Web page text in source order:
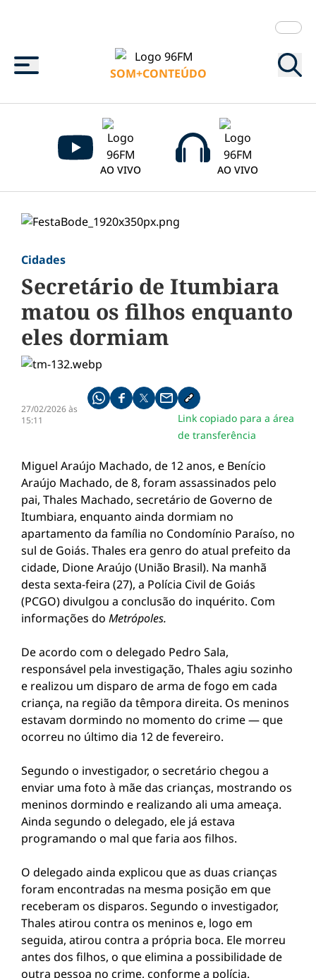
Menu
SOM+CONTEÚDO
AO VIVO AO VIVO
Cidades
Secretário de Itumbiara
matou os filhos enquanto
eles dormiam
27/02/2026 às
15:11
Compartilhe pelo whatsapp
Compartilhar no facebook
Compartilhar no twitter
Compartilhe pelo email
Copiar link da notícia
Link copiado para a área
de transferência
Miguel Araújo Machado, de 12 anos, e Benício
Araújo Machado, de 8, foram assassinados pelo
pai, Thales Machado, secretário de Governo de
Itumbiara, enquanto ainda dormiam no
apartamento da família no Condomínio Paraíso, no
sul de Goiás. Thales era genro do atual prefeito da
cidade, Dione Araújo (União Brasil). Na manhã
desta sexta-feira (27), a Polícia Civil de Goiás
(PCGO) divulgou a conclusão do inquérito. Com
informações do Metrópoles.
De acordo com o delegado Pedro Sala,
responsável pela investigação, Thales agiu sozinho
e realizou um disparo de arma de fogo em cada
criança, na região da têmpora direita. Os meninos
estavam dormindo no momento do crime — que
ocorreu no último dia 12 de fevereiro.
Segundo o investigador, o secretário chegou a
enviar uma foto à mãe das crianças, mostrando os
meninos dormindo e realizando ali uma ameaça.
Ainda segundo o delegado, ele já estava
programando o mal que faria aos filhos.
O delegado ainda explicou que as duas crianças
foram encontradas na mesma posição em que
receberam os disparos. Segundo o investigador,
Thales atirou contra os meninos e, logo em
seguida, atirou contra a própria boca. Ele morreu
antes dos filhos, o que elimina a possibilidade de
outra pessoa no crime, conforme a polícia.